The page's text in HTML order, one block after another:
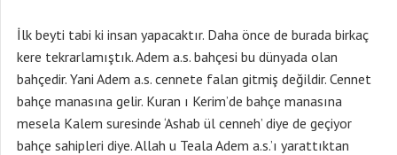
İlk beyti tabi ki insan yapacaktır. Daha önce de burada birkaç
kere tekrarlamıştık. Adem a.s. bahçesi bu dünyada olan
bahçedir. Yani Adem a.s. cennete falan gitmiş değildir. Cennet
bahçe manasına gelir. Kuran ı Kerim’de bahçe manasına
mesela Kalem suresinde ‘Ashab ül cenneh’ diye de geçiyor
bahçe sahipleri diye. Allah u Teala Adem a.s.’ı yarattıktan